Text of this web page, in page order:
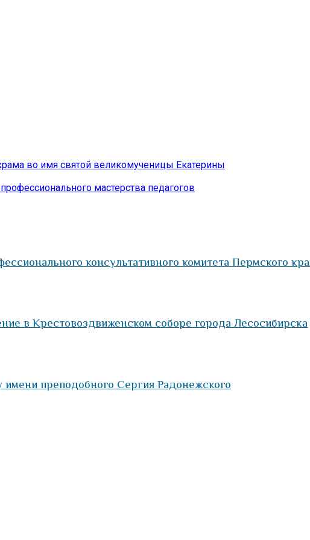
во имя святой великомученицы Екатерины
мастерства педагогов
консультативного комитета Пермского
в Крестовоздвиженском соборе города Лесосибирска
преподобного Сергия Радонежского